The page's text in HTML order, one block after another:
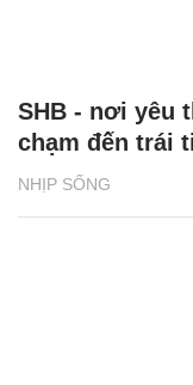
NHỊP SỐNG
SHB - nơi yêu
chạm đến trái